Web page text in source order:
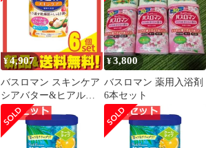
¥4,907
バスロマン スキンケア
シアバター&ヒアルロ
ン酸 600g 6個セット ま
とめ売り
¥3,800
バスロマン 薬用入浴剤
6本セット